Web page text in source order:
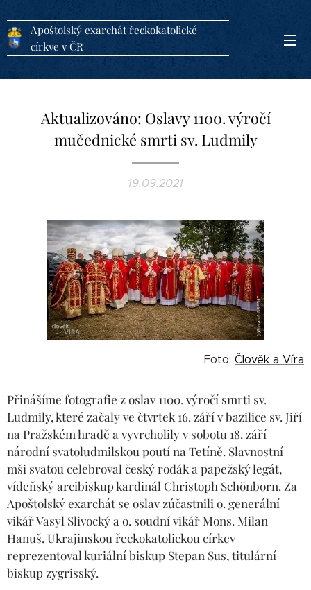
Apoštolský exarchát řeckokatolické
církve v ČR
Aktualizováno: Oslavy 1100. výročí
mučednické smrti sv. Ludmily
19.09.2021
Foto: Člověk a Víra
Přinášíme fotografie z oslav 1100. výročí smrti sv.
Ludmily, které začaly ve čtvrtek 16. září v bazilice sv. Jiří
na Pražském hradě a vyvrcholily v sobotu 18. září
národní svatoludmilskou poutí na Tetíně. Slavnostní
mši svatou celebroval český rodák a papežský legát,
vídeňský arcibiskup kardinál Christoph Schönborn. Za
Apoštolský exarchát se oslav zúčastnili o. generální
vikář Vasyl Slivocký a o. soudní vikář Mons. Milan
Hanuš. Ukrajinskou řeckokatolickou církev
reprezentoval kuriální biskup Stepan Sus, titulární
biskup zygrisský.